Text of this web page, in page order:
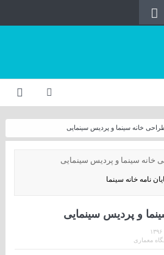
خانه سینما و پردیس سینمایی
نامه خانه سینما
و پردیس سینمایی
معماری